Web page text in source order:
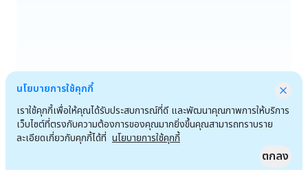
นโยบายการใช้คุกกี้
เราใช้คุกกี้เพื่อให้คุณได้รับประสบการณ์ที่ดี และพัฒนาคุณภาพการให้บริการ
เว็บไซต์ที่ตรงกับความต้องการของคุณมากยิ่งขึ้นคุณสามารถทราบราย
ละเอียดเกี่ยวกับคุกกี้ได้ที่ นโยบายการใช้คุกกี้
ตกลง